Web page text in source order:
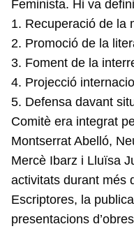
Feminista. Hi va
1. Recuperació de la
2. Promoció de la
3. Foment de la
4. Projecció
5. Defensa davant
Comitè era integrat
Montserrat Abelló,
Mercè Ibarz i Lluïsa
activitats durant més
Escriptores, la
presentacions